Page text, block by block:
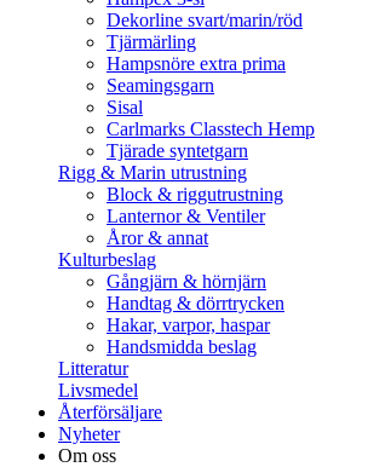
Dekorline svart/marin/röd
Tjärmärling
Hampsnöre extra prima
Seamingsgarn
Sisal
Carlmarks Classtech Hemp
Tjärade syntetgarn
Rigg & Marin utrustning
Block & riggutrustning
Lanternor & Ventiler
Åror & annat
Kulturbeslag
Gångjärn & hörnjärn
Handtag & dörrtrycken
Hakar, varpor, haspar
Handsmidda beslag
Litteratur
Livsmedel
Återförsäljare
Nyheter
Om oss